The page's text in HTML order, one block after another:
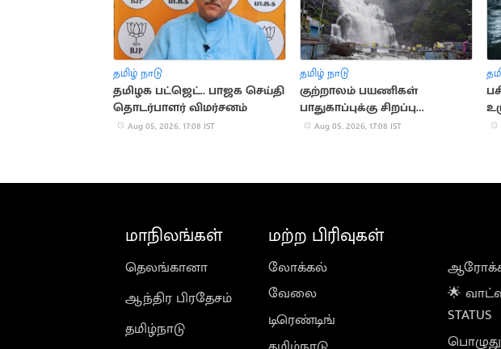
தமிழ் நாடு
தமிழக பட்ஜெட்.. பாஜக செய்தி
தொடர்பாளர் விமர்சனம்
Aug 05, 2026, 17:08 IST
தமிழ் நாடு
குற்றாலம் பயணிகள்
பாதுகாப்புக்கு சிறப்பு
கண்காணிப்பு குழு அமைக்க
Aug 05, 2026, 17:08 IST
மாநிலங்கள்
தெலங்கானா
ஆந்திர பிரதேசம்
தமிழ்நாடு
மற்ற பிரிவுகள்
லோக்கல்
வேலை
டிரெண்டிங்
🌟
STATUS